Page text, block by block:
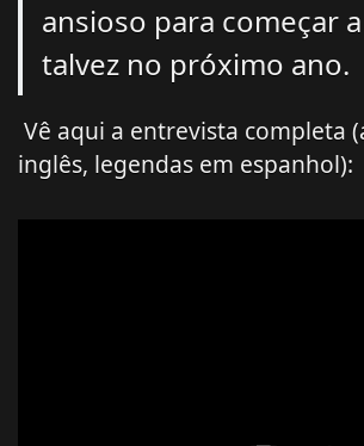
ansioso para começar
talvez no próximo ano.
Vê aqui a entrevista completa
inglês, legendas em espanhol):